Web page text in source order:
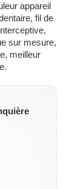
appareil
fil de
sur mesure,
meilleur